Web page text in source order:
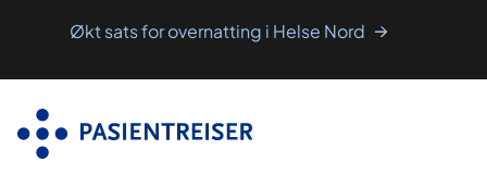
Økt sats for overnatting i Helse Nord